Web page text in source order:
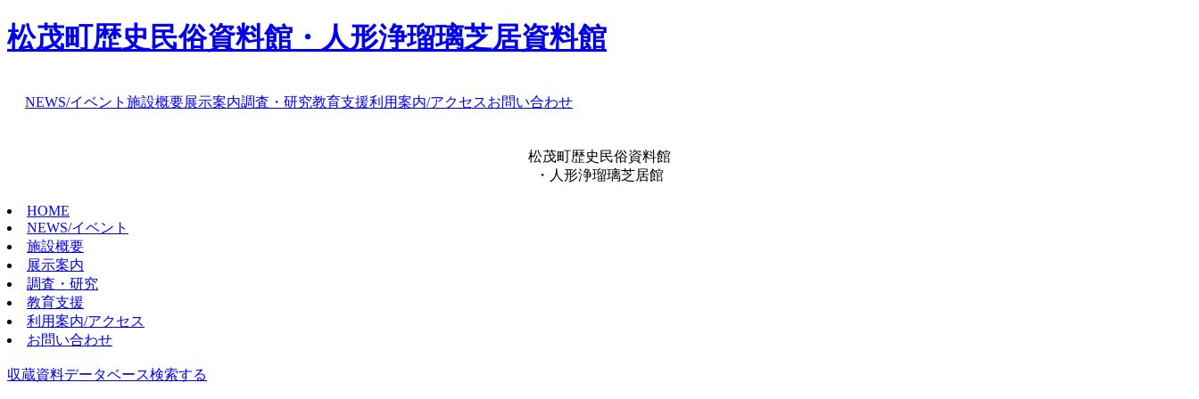
松茂町歴史民俗資料館・人形浄瑠璃芝居資料館
NEWS/イベント 施設概要展示案内調査・研究教育支援利用案内/アクセスお問い合わせ
松茂町歴史民俗資料館
・人形浄瑠璃芝居館
HOME
NEWS/イベント
施設概要
展示案内
調査・研究
教育支援
利用案内/アクセス
お問い合わせ
収蔵資料データベース検索する